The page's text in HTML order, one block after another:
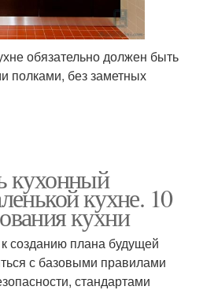
обязательно должен быть
полками, без заметных
кухонный
кухне. 10
кухни
созданию плана будущей
с базовыми правилами
стандартами